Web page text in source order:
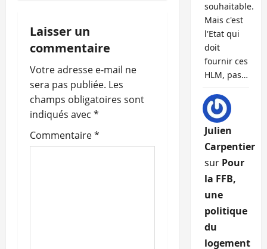
t
i
o
n
d
’
Laisser un
commentaire
Votre adresse e-mail ne
sera pas publiée. Les
champs obligatoires sont
indiqués avec *
Commentaire*
souhaitable.
Mais c'est
l'Etat qui
doit
fournir ces
HLM, pas…
Julien
Carpentier
sur Pour
la FFB,
une
politique
du
logement